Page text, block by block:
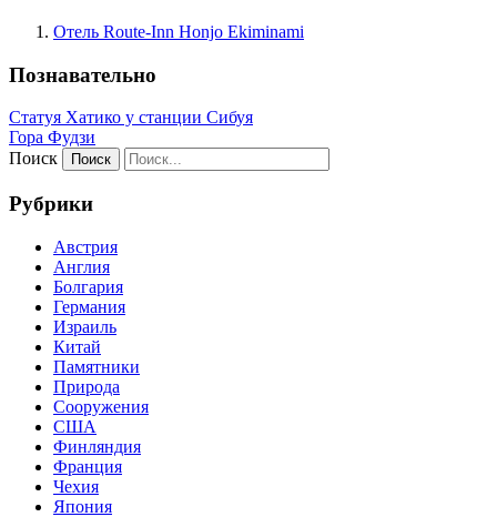
Отель Route-Inn Honjo Ekiminami
Познавательно
Статуя Хатико у станции Сибуя
Гора Фудзи
Поиск
Рубрики
Австрия
Англия
Болгария
Германия
Израиль
Китай
Памятники
Природа
Сооружения
США
Финляндия
Франция
Чехия
Япония